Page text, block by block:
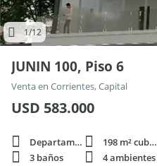
1/12
JUNIN 100, Piso 6
Venta en Corrientes, Capital
USD 583.000
Departamento 198 m² cubie.
3 baños
4 ambientes